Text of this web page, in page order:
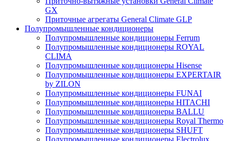
GX
Приточные агрегаты General Climate GLP
Полупромышленные кондиционеры
Полупромышленные кондиционеры Ferrum
Полупромышленные кондиционеры ROYAL
CLIMA
Полупромышленные кондиционеры Hisense
Полупромышленные кондиционеры EXPERTAIR
by ZILON
Полупромышленные кондиционеры FUNAI
Полупромышленные кондиционеры HITACHI
Полупромышленные кондиционеры BALLU
Полупромышленные кондиционеры Royal Thermo
Полупромышленные кондиционеры SHUFT
Полупромышленные кондиционеры Electrolux